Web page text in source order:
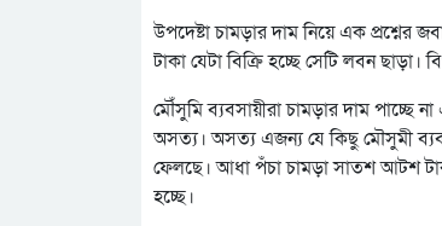
উপদেষ্টা চামড়ার দাম নিয়ে এক
টাকা যেটা বিক্রি হচ্ছে সেটি লবন
মৌঁসুমি ব্যবসায়ীরা চামড়ার দাম পাচ্ছে
অসত্য। অসত্য এজন্য যে কিছু মৌসুমী
ফেলছে। আধা পঁচা চামড়া সাতশ আটশ
হচ্ছে।